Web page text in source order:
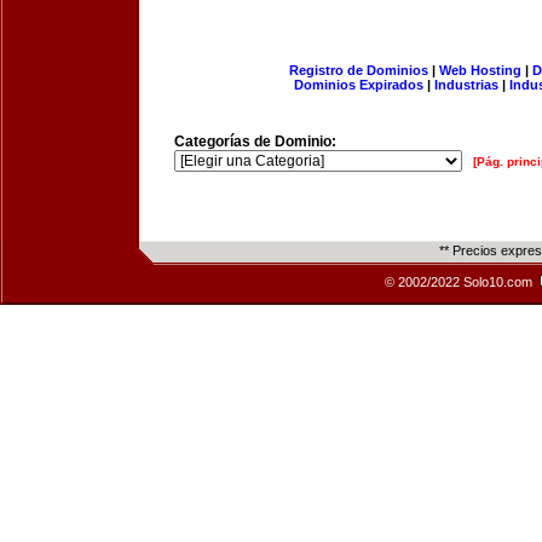
Registro de Dominios| Web Hosting |
Dominios Expirados | Industrias |
Categorías de Dominio:
[Pág.
** Precios
© 2002/2022 Solo10.com